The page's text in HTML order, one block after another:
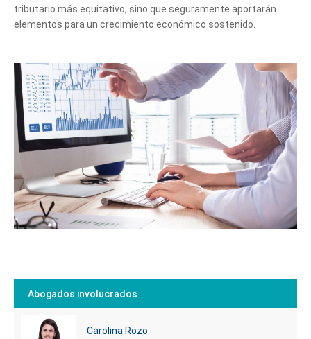
tributario más equitativo, sino que seguramente aportarán
elementos para un crecimiento económico sostenido.
Abogados involucrados
Carolina Rozo